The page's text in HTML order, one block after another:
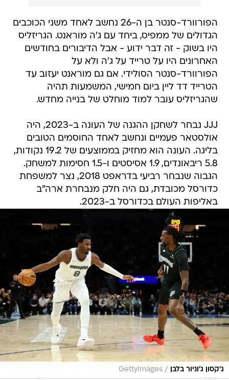
הפורוורד-סנטר בן ה-26 נחשב לאחד משני הכוכבים
הגדולים של ממפיס, ביחד עם ג'ה מוראנט. הגריזליס
היו בשוק - זה דבר ידוע - אבל הדיבורים בחודשים
האחרונים היו על טרייד על ג'ה ולא על
הפורוורד-סנטר הסולידי. אם גם מוראנט יעזוב עד
הטרייד דד ליין ביום חמישי, המשמעות תהיה
שהגריזליס עובר למוד מוחלט של בנייה מחדש.
JJJ נבחר לשחקן ההגנה של העונה ב-2023, היה
אולסטאר פעמיים ונחשב לאחד החוסמים הטובים
בליגה. העונה הוא מחזיק בממוצעים של 19.2 נקודות,
5.8 ריבאונדים, 1.9 אסיסטים ו-1.5 חסימות למשחק.
הגבוה שנבחר רביעי בדראפט 2018, נצר למשפחת
כדורסל מכובדת, גם היה חלק מנבחרת ארה"ב
באליפות העולם בכדורסל ב-2023.
ג'קסון ג'וניור בלבן /
GettyImages